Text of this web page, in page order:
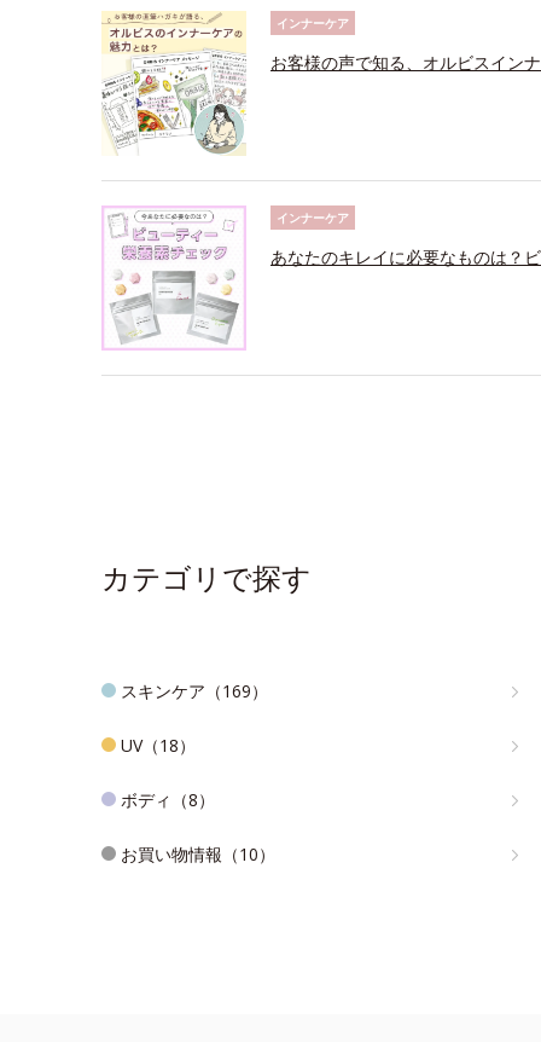
インナーケア
お客様の声で知る、オルビスイン
インナーケア
あなたのキレイに必要なものは？
カテゴリで探す
スキンケア（169）
UV（18）
ボディ（8）
お買い物情報（10）